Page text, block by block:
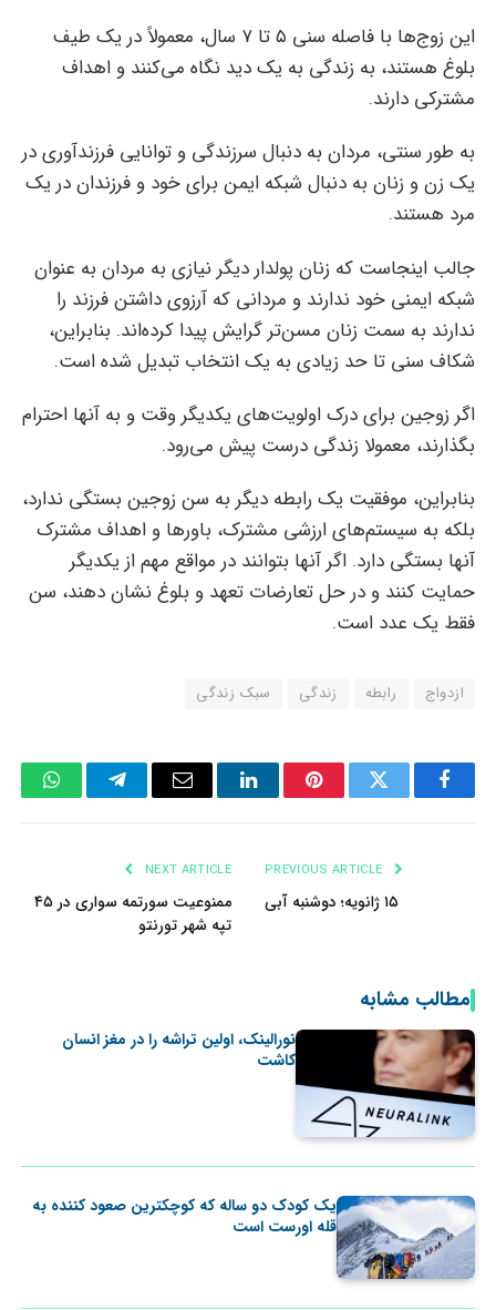
این زوج‌ها با فاصله سنی ۵ تا ۷ سال، معمولاً در یک طیف
بلوغ هستند، به زندگی به یک دید نگاه می‌کنند و اهداف
مشترکی دارند.
به طور سنتی، مردان به دنبال سرزندگی و توانایی فرزندآوری در
یک زن و زنان به دنبال شبکه ایمن برای خود و فرزندان در یک
مرد هستند.
جالب اینجاست که زنان پولدار دیگر نیازی به مردان به عنوان
شبکه ایمنی خود ندارند و مردانی که آرزوی داشتن فرزند را
ندارند به سمت زنان مسن‌تر گرایش پیدا کرده‌اند. بنابراین،
شکاف‌ سنی تا حد زیادی به یک انتخاب تبدیل شده است.
اگر زوجین برای درک اولویت‌های یکدیگر وقت و به آنها احترام
بگذارند، معمولا زندگی درست پیش می‌رود.
بنابراین، موفقیت یک رابطه دیگر به سن زوجین بستگی ندارد،
بلکه به سیستم‌های ارزشی مشترک، باورها و اهداف مشترک
آنها بستگی دارد. اگر آنها بتوانند در مواقع مهم از یکدیگر
حمایت کنند و در حل تعارضات تعهد و بلوغ نشان دهند، سن
فقط یک عدد است.
ازدواج رابطه زندگی سبک زندگی
Facebook
Twitter
Pinterest
LinkedIn
Email
Telegram
۱۵ ژانویه؛ دوشنبه آبی
NEXT ARTICLE
ممنوعیت سورتمه سواری در ۴۵
تپه شهر تورنتو
مطالب مشابه
نورالینک، اولین تراشه را در مغز انسان
کاشت
یک کودک دو ساله که کوچکترین صعود کننده به
قله اورست است